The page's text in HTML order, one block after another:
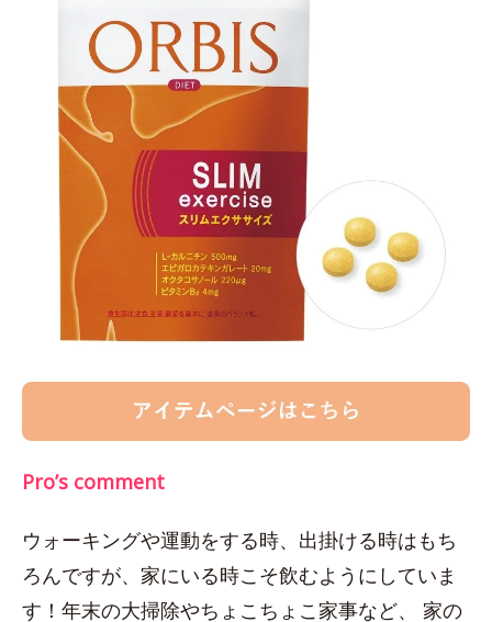
Pro’s comment
ウォーキングや運動をする時、出掛ける時はもち
ろんですが、家にいる時こそ飲むようにしていま
す！年末の大掃除やちょこちょこ家事など、 家の